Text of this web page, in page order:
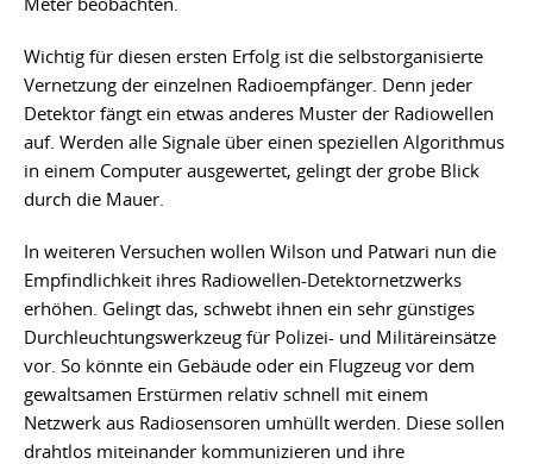
Wichtig für diesen ersten Erfolg ist die selbstorganisierte
Vernetzung der einzelnen Radioempfänger. Denn jeder
Detektor fängt ein etwas anderes Muster der Radiowellen
auf. Werden alle Signale über einen speziellen Algorithmus
in einem Computer ausgewertet, gelingt der grobe Blick
durch die Mauer.
In weiteren Versuchen wollen Wilson und Patwari nun die
Empfindlichkeit ihres Radiowellen-Detektornetzwerks
erhöhen. Gelingt das, schwebt ihnen ein sehr günstiges
Durchleuchtungswerkzeug für Polizei- und Militäreinsätze
vor. So könnte ein Gebäude oder ein Flugzeug vor dem
gewaltsamen Erstürmen relativ schnell mit einem
Netzwerk aus Radiosensoren umhüllt werden. Diese sollen
drahtlos miteinander kommunizieren und ihre